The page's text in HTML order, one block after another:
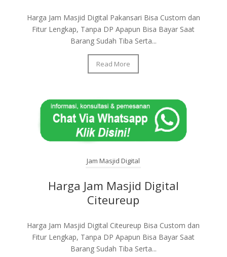
Harga Jam Masjid Digital Pakansari Bisa Custom dan
Fitur Lengkap, Tanpa DP Apapun Bisa Bayar Saat
Barang Sudah Tiba Serta...
Read More
Jam Masjid Digital
Harga Jam Masjid Digital
Citeureup
Harga Jam Masjid Digital Citeureup Bisa Custom dan
Fitur Lengkap, Tanpa DP Apapun Bisa Bayar Saat
Barang Sudah Tiba Serta...